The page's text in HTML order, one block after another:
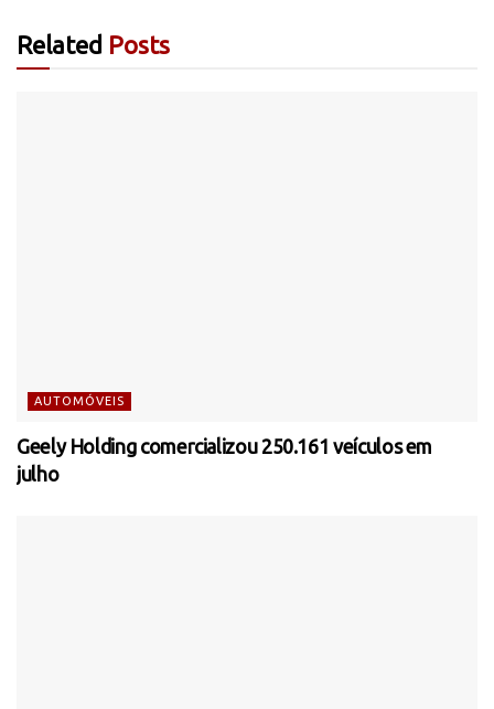
Related Posts
AUTOMÓVEIS
Geely Holding comercializou 250.161 veículos em
julho